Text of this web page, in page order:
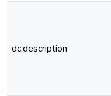
dc.description